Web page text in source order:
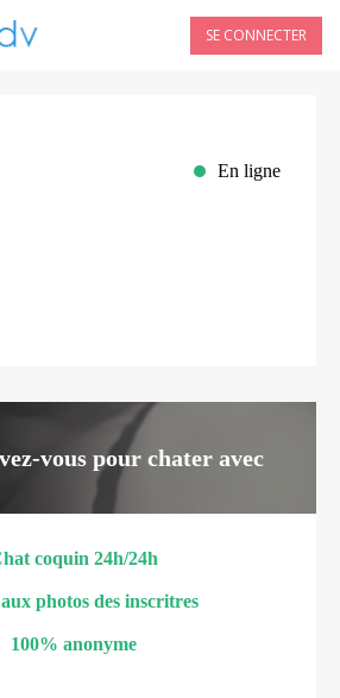
SE CONNECTER
En ligne
vous pour chater avec
coquin 24h/24h
photos des inscritres
100% anonyme